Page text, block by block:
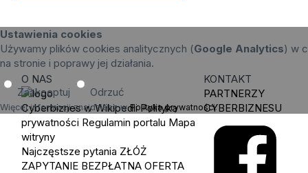
Ustawienia cookies
Używamy plików cookies analitycznych (Google Analytics) w
na stronie i poprawy jej działania.
Zaakceptuj Odrzuć
Więcej informacji znajdziesz wPolityka prywatności.
O NAS
Cyberbiznes w Wikipedii Polityka
prywatności Regulamin portalu Mapa
witryny
Najczęstsze pytania ZŁÓŻ
ZAPYTANIE BEZPŁATNA OFERTA
KONTAKT
PARTNERZY
CYBERBIZNESU